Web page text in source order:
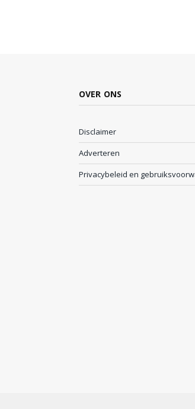
OVER ONS
Disclaimer
Adverteren
Privacybeleid en